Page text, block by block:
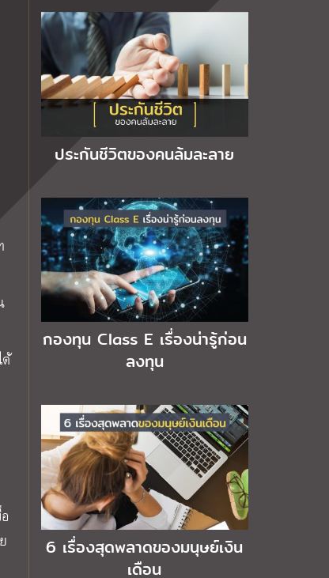
ประกันชีวิตของคนล้มละลาย
กองทุน Class E เรื่องน่ารู้ก่อน
ลงทุน
6 เรื่องสุดพลาดของมนุษย์เงิน
เดือน